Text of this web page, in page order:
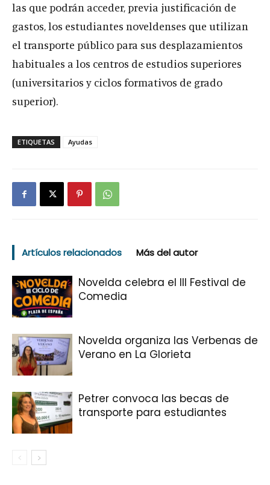
las que podrán acceder, previa justificación de
gastos, los estudiantes noveldenses que utilizan
el transporte público para sus desplazamientos
habituales a los centros de estudios superiores
(universitarios y ciclos formativos de grado
superior).
ETIQUETAS Ayudas
Artículos relacionados Más del autor
Novelda celebra el III Festival de
Comedia
Novelda organiza las Verbenas de
Verano en La Glorieta
Petrer convoca las becas de
transporte para estudiantes